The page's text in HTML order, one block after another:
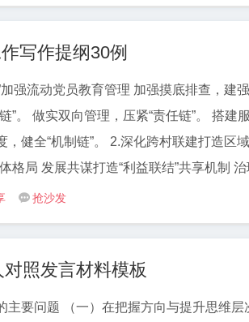
体经济，打造产业发展“强引擎” 深化东西协作，
写作提纲30例
加强流动党员教育管理 加强摸底排查，建
”。 做实双向管理，压紧“责任链”。 搭建
，健全“机制链”。 2.深化跨村联建打造区
格局 发展共谋打造“利益联结”共享机制
兴合力擘画共富蓝图 党建引领产业融合
增效 5.激活“红色引擎”赋能村级集体经济
展拓展增收路径 盘活资产激发发展活力
 抢沙发
对照发言材料模板
主要问题 （一）在把握方向与提升思维层